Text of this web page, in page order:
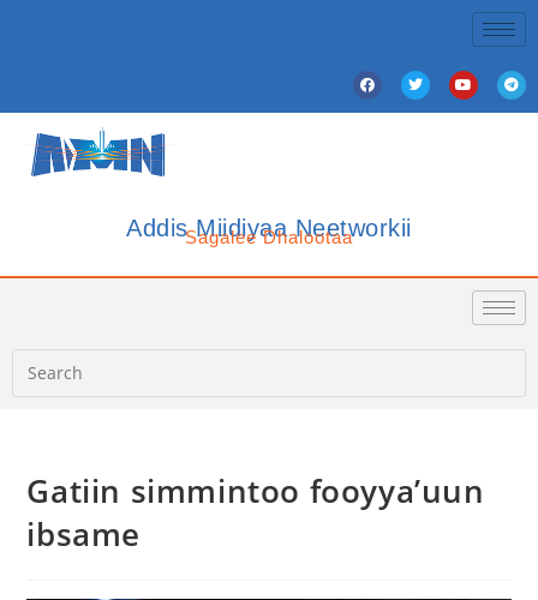
Addis Miidiyaa Neetworkii
Sagalee Dhalootaa
Gatiin simmintoo fooyya’uun
ibsame